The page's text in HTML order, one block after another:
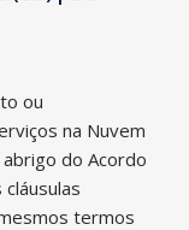
ou
na Nuvem
do Acordo
termos